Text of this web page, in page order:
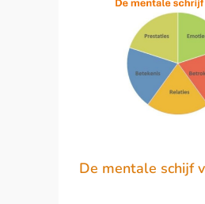
De mentale schijf